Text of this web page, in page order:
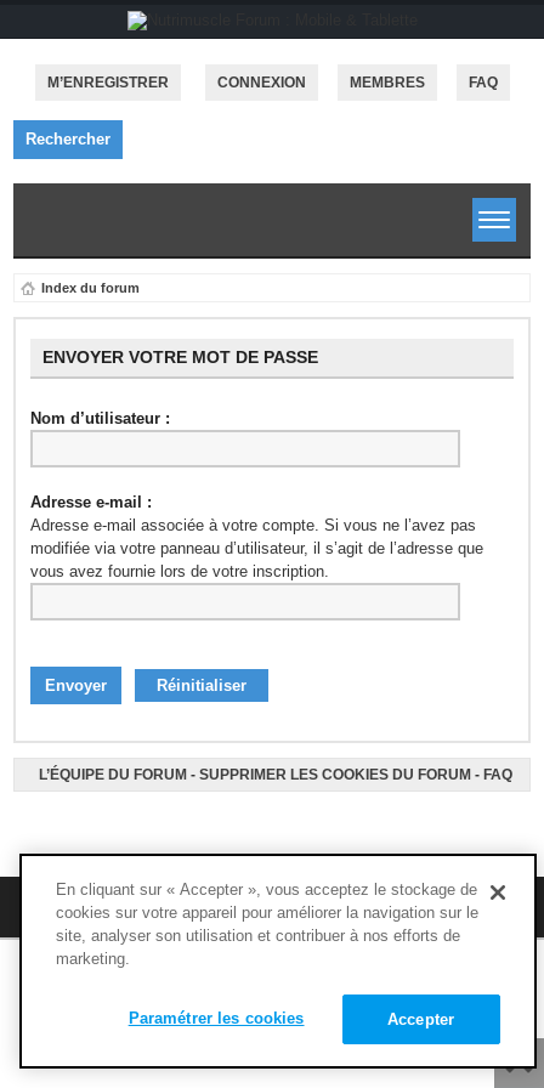
M’ENREGISTRER CONNEXION MEMBRES FAQ
Rechercher
Index du forum
ENVOYER VOTRE MOT DE PASSE
Nom d’utilisateur :
Adresse e-mail :
Adresse e-mail associée à votre compte. Si vous ne l’avez pas
modifiée via votre panneau d’utilisateur, il s’agit de l’adresse que
vous avez fournie lors de votre inscription.
L’ÉQUIPE DU FORUM - SUPPRIMER LES COOKIES DU FORUM - FAQ
M’enregistrer FAQ
Copyright © 1994 - 2020 - NUTRIMUSCLE - Tous droits réservés
En cliquant sur « Accepter », vous acceptez le stockage de
cookies sur votre appareil pour améliorer la navigation sur le
site, analyser son utilisation et contribuer à nos efforts de
marketing.
Accepter
Paramétrer les cookies